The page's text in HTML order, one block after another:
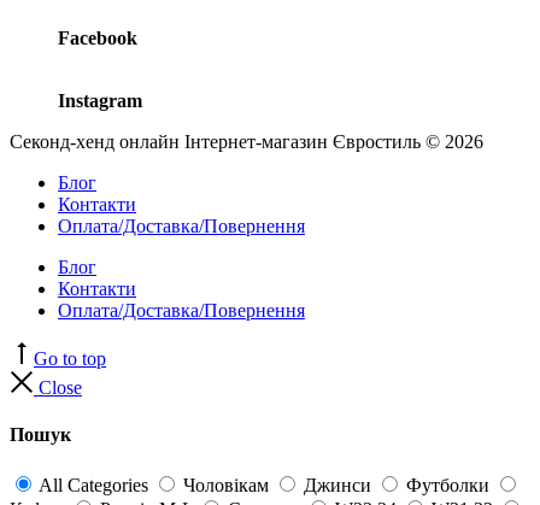
Facebook
Instagram
Секонд-хенд онлайн Інтернет-магазин Євростиль © 2026
Блог
Контакти
Оплата/Доставка/Повернення
Блог
Контакти
Оплата/Доставка/Повернення
Go to top
Close
Пошук
All Categories Чоловікам Джинси
Футболки